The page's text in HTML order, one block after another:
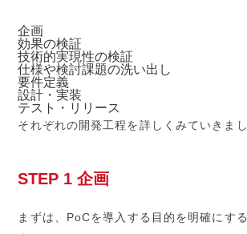
企画
効果の検証
技術的実現性の検証
仕様や検討課題の洗い出し
要件定義
設計・実装
テスト・リリース
それぞれの開発工程を詳しくみていきまし
STEP 1 企画
まずは、PoCを導入する目的を明確にす